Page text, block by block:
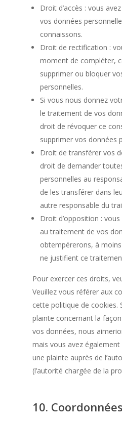
Droit d’accès : vous
vos données
connaissons.
Droit de rectification :
moment de compléter,
supprimer ou bloquer
personnelles.
Si vous nous donnez
le traitement de vos
droit de révoquer ce
supprimer vos données
Droit de transférer vos
droit de demander
personnelles au
de les transférer dans
autre responsable du
Droit d’opposition :
au traitement de vos
obtempérerons, à
ne justifient ce
Pour exercer ces droits,
Veuillez vous référer aux
cette politique de cookies.
plainte concernant la
vos données, nous
mais vous avez
une plainte auprès de
(l’autorité chargée de la
10. Coordonnées